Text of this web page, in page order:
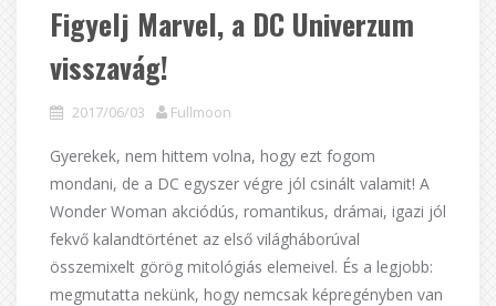
Figyelj Marvel, a DC Univerzum
visszavág!
2017/06/03 Fullmoon
Gyerekek, nem hittem volna, hogy ezt fogom
mondani, de a DC egyszer végre jól csinált valamit! A
Wonder Woman akciódús, romantikus, drámai, igazi jól
fekvő kalandtörténet az első világháborúval
összemixelt görög mitológiás elemeivel. És a legjobb:
megmutatta nekünk, hogy nemcsak képregényben van